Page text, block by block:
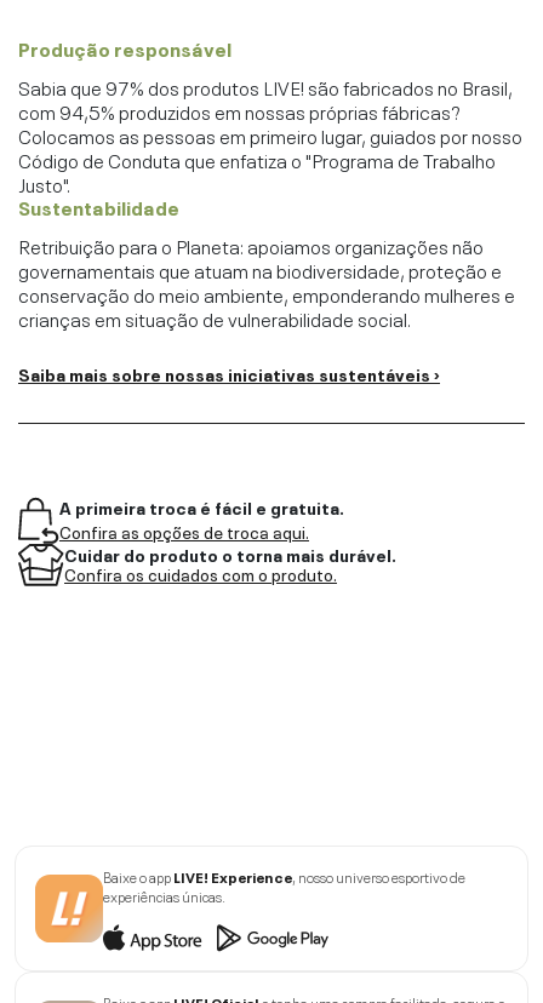
Produção responsável
Sabia que 97% dos produtos LIVE! são fabricados no Brasil,
com 94,5% produzidos em nossas próprias fábricas?
Colocamos as pessoas em primeiro lugar, guiados por nosso
Código de Conduta que enfatiza o "Programa de Trabalho
Justo".
Sustentabilidade
Retribuição para o Planeta: apoiamos organizações não
governamentais que atuam na biodiversidade, proteção e
conservação do meio ambiente, emponderando mulheres e
crianças em situação de vulnerabilidade social.
Saiba mais sobre nossas iniciativas sustentáveis ›
A primeira troca é fácil e gratuita.
Confira as opções de troca aqui.
Cuidar do produto o torna mais durável.
Confira os cuidados com o produto.
Baixe o appLIVE! Experience , nosso universo esportivo de
experiências únicas.